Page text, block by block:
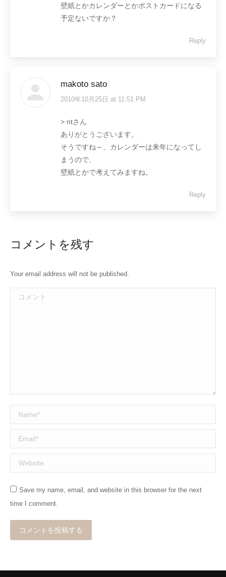
壁紙とかカレンダーとかポストカードになる
予定ないですか？
Reply
makoto sato
says:
2010年10月25日 at 11:51 PM
> ntさん
ありがとうございます。
そうですね～、カレンダーは来年になってし
まうので、
壁紙とかで考えてみますね。
Reply
コメントを残す
Your email address will not be published.
コメント
Name *
Email *
Website
Save my name, email, and website in this browser for the next
time I comment.
コメントを投稿する